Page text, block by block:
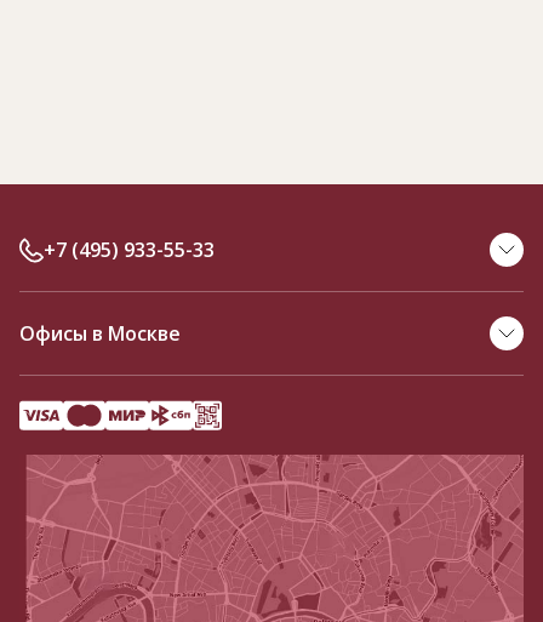
+7 (495) 933-55-33
Офисы в Москве